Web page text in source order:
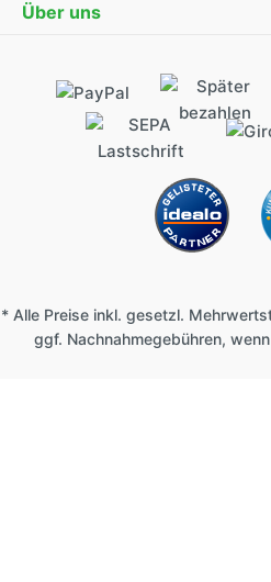
Über uns
* Alle Preise inkl. gesetzl.
ggf. Nachnahmegebühren,